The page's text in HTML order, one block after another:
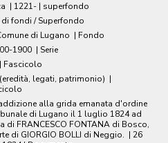
| 1221- | superfondo
fondi / Superfondo
di Lugano | Fondo
1900 | Serie
| Fascicolo
legati, patrimonio) |
alla grida emanata d'ordine
di Lugano il 1 luglio 1824 ad
di FRANCESCO FONTANA di Bosco,
di GIORGIO BOLLI di Neggio. | 26